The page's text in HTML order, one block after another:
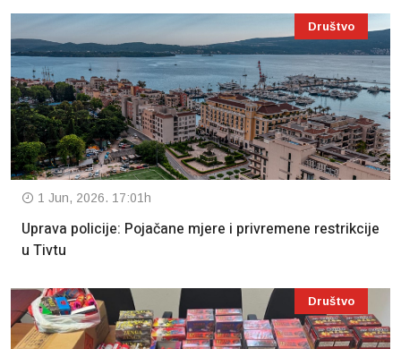
Društvo
1 Jun, 2026. 17:01h
Uprava policije: Pojačane mjere i privremene restrikcije
u Tivtu
Društvo